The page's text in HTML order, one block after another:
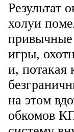
Результат
холуи
привычные
игры,
и, потакая
на этом
обкомов